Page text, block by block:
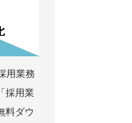
用業務
採用業
料ダウ